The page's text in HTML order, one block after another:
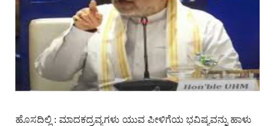
ಹೊಸದಿಲ್ಲಿ : ಮಾದಕದ್ರವ್ಯಗಳು ಯುವ ಪೀಳಿಗೆಯ ಭವಿಷ್ಯವನ್ನು ಹಾಳು